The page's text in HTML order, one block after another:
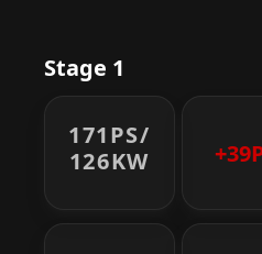
Stage 1
171PS/
126KW